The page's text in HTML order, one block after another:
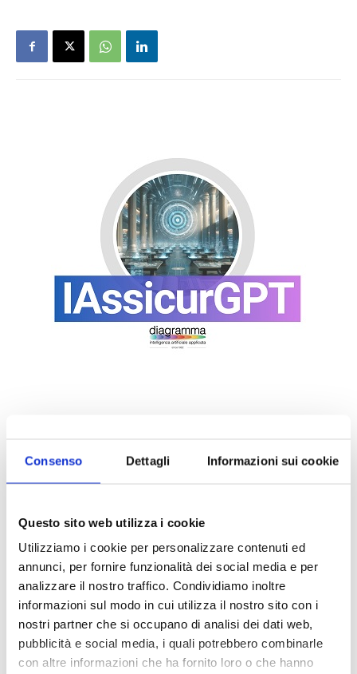
Consenso Dettagli Informazioni sui cookie
Questo sito web utilizza i cookie
Utilizziamo i cookie per personalizzare contenuti ed
annunci, per fornire funzionalità dei social media e per
analizzare il nostro traffico. Condividiamo inoltre
informazioni sul modo in cui utilizza il nostro sito con i
nostri partner che si occupano di analisi dei dati web,
pubblicità e social media, i quali potrebbero combinarle
con altre informazioni che ha fornito loro o che hanno
DALLE AZIENDENotizie sponsorizzate
partecipazione alla Convention degli
intermediari partner 2026
1 Luglio 2026